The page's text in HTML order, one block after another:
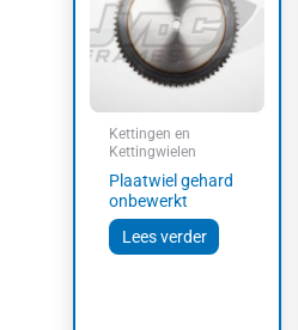
Kettingen en
Kettingwielen
Plaatwiel gehard
onbewerkt
Lees verder